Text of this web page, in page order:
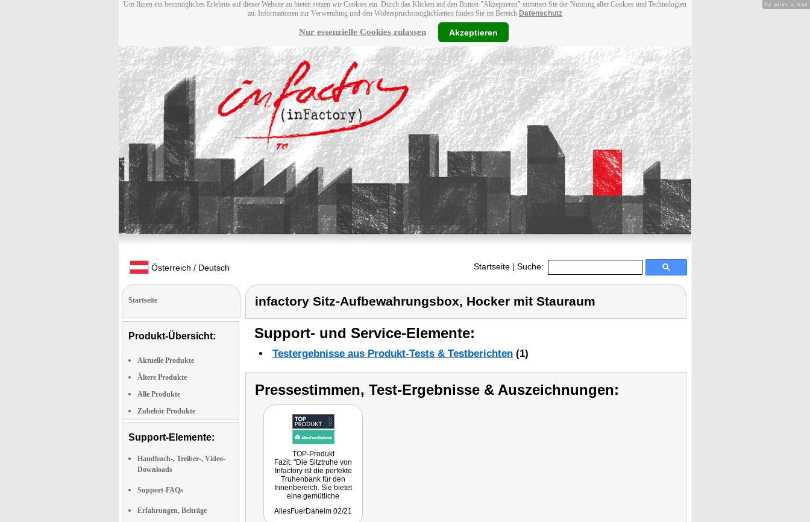
Um Ihnen ein bestmögliches Erlebnis auf dieser Website zu bieten setzen wir Cookies ein. Durch das Klicken auf den Button "Akzeptieren" stimmen Sie der Nutzung aller Cookies und Technologien
zu. Informationen zur Verwendung und den Widerspruchsmöglichkeiten finden Sie im Bereich Datenschutz
Nur essenzielle Cookies zulassen Akzeptieren
Österreich / Deutsch Startseite | Suche:
Startseite
Produkt-Übersicht:
Aktuelle Produkte
Ältere Produkte
Alle Produkte
Zubehör Produkte
Support-Elemente:
Handbuch-, Treiber-, Video-
Downloads
Support-FAQs
Erfahrungen, Beiträge
infactory Sitz-Aufbewahrungsbox, Hocker mit Stauraum
Support- und Service-Elemente:
Testergebnisse aus Produkt-Tests & Testberichten (1)
Pressestimmen, Test-Ergebnisse & Auszeichnungen:
TOP-Produkt
Fazit: "Die Sitztruhe von
Infactory ist die perfekte
Truhenbank für den
Innenbereich. Sie bietet
eine gemütliche
gleichzeitig genug Platz um
AllesFuerDaheim 02/21
Hy-phen-a-tion